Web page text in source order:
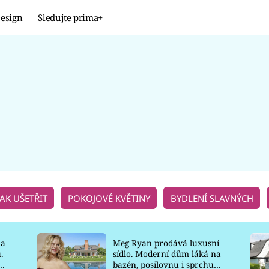
Sledujte prima+
UŠETŘIT POKOJOVÉ KVĚTINY BYDLENÍ SLAVNÝCH
Meg Ryan prodává luxusní
sídlo. Moderní dům láká na
bazén, posilovnu i sprchu